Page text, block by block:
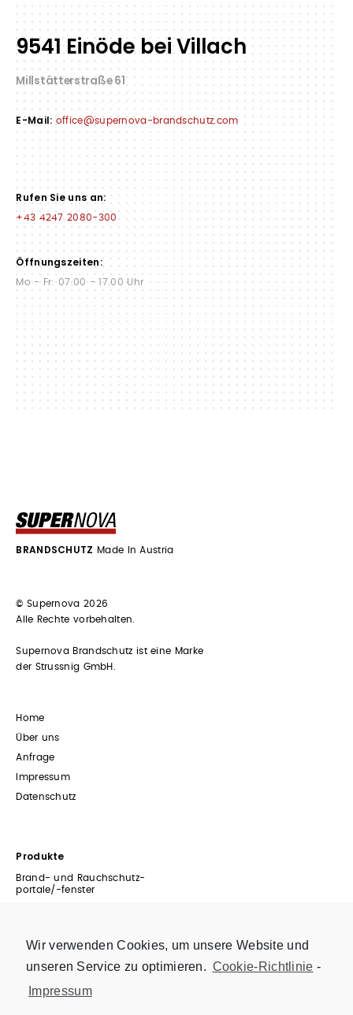
Wir verwenden Cookies, um unsere Website und
unseren Service zu optimieren. Cookie-Richtlinie -
Impressum
9541 Einöde bei Villach
Millstätterstraße 61
E-Mail: office@supernova-brandschutz.com
Rufen Sie uns an:
+43 4247 2080-300
Öffnungszeiten:
Mo - Fr: 07.00 - 17.00 Uhr
BRANDSCHUTZ Made In Austria
© Supernova 2026
Alle Rechte vorbehalten.
Supernova Brandschutz ist eine Marke
der Strussnig GmbH.
Home
Über uns
Anfrage
Impressum
Datenschutz
Produkte
Brand- und Rauchschutz-
portale/-fenster
Fassadenbau
Faltelemente
Hebe-Schiebeelemente